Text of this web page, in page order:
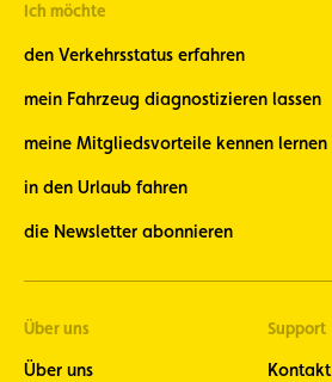
Ich möchte
den Verkehrsstatus erfahren
mein Fahrzeug diagnostizieren lassen
meine Mitgliedsvorteile kennen lernen
in den Urlaub fahren
die Newsletter abonnieren
Über uns
Über uns
Support
Kontakt